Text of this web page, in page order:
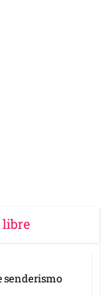
libre
senderismo